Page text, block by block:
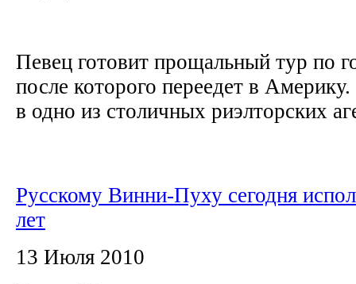
Певец готовит прощальный тур по
после которого переедет в
в одно из столичных риэлторских
Русскому Винни-Пуху сегодня
лет
13 Июля 2010